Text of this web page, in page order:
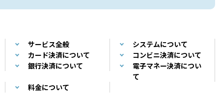
サービス全般
システムについて
カード決済について
コンビニ決済について
銀行決済について
電子マネー決済につい
て
料金について